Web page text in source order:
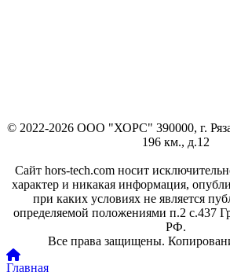
© 2022-2026 ООО "ХОРС" 390000, г.
196 км., д.12
Сайт hors-tech.com носит
характер и никакая информация,
при каких условиях не является
определяемой положениями п.2 с.437
РФ.
Все права защищены.
Главная